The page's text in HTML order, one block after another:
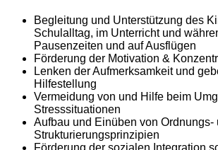
Begleitung und Unterstützung des
Schulalltag, im Unterricht und
Pausenzeiten und auf Ausflügen
Förderung der Motivation &
Lenken der Aufmerksamkeit und
Hilfestellung
Vermeidung von und Hilfe beim
Stresssituationen
Aufbau und Einüben von Ordnungs-
Strukturierungsprinzipien
Förderung der sozialen Integration